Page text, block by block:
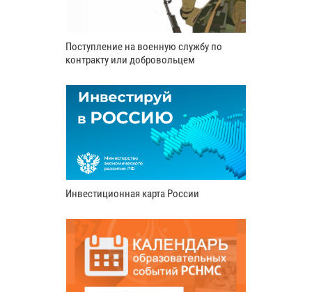
Поступление на военную службу по
контракту или добровольцем
Инвестиционная карта России